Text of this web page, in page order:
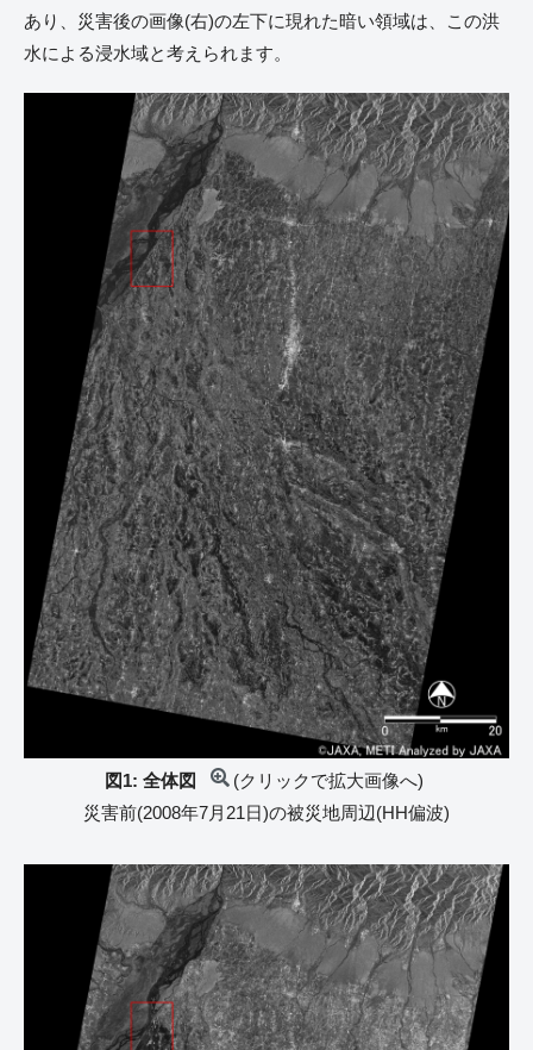
あり、災害後の画像(右)の左下に現れた暗い領域は、この洪
水による浸水域と考えられます。
図1: 全体図
(クリックで拡大画像へ)
災害前(2008年7月21日)の被災地周辺(HH偏波)